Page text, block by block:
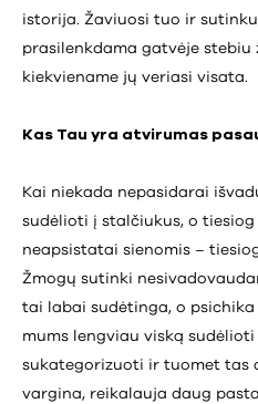
istorija. Žaviuosi tuo ir
prasilenkdama gatvėje stebiu
kiekviename jų veriasi visata.
Kas Tau yra atvirumas
Kai niekada nepasidarai
sudėlioti į stalčiukus, o
neapsistatai sienomis –
Žmogų sutinki
tai labai sudėtinga, o
mums lengviau viską
sukategorizuoti ir tuomet tas
vargina, reikalauja daug